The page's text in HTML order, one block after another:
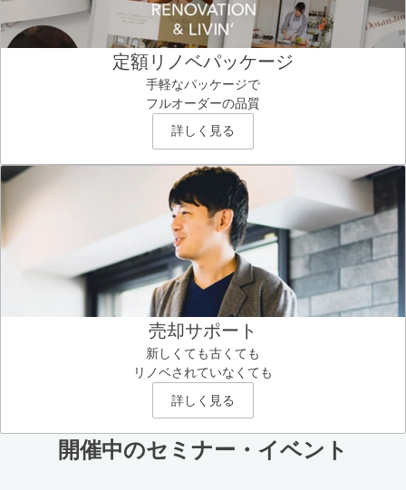
定額リノベパッケージ
手軽なパッケージで
フルオーダーの品質
詳しく見る
売却サポート
新しくても古くても
リノベされていなくても
詳しく見る
開催中のセミナー・イベント